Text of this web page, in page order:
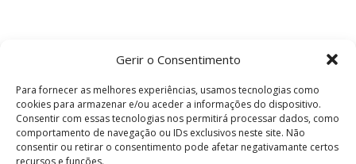
Gerir o Consentimento
Para fornecer as melhores experiências, usamos tecnologias como
cookies para armazenar e/ou aceder a informações do dispositivo.
Consentir com essas tecnologias nos permitirá processar dados, como
comportamento de navegação ou IDs exclusivos neste site. Não
consentir ou retirar o consentimento pode afetar negativamante certos
recursos e funções.